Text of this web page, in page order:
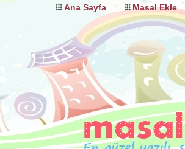
Ana Sayfa Masal Ekle